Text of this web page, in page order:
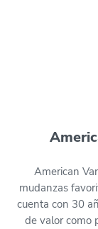
American
mudanzas
cuenta con 30
de valor como